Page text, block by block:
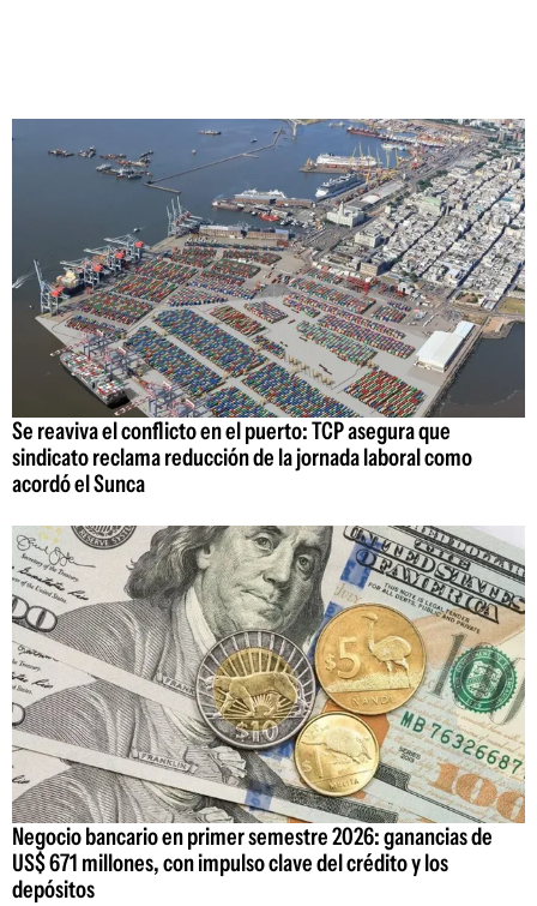
Se reaviva el conflicto en el puerto: TCP asegura que
sindicato reclama reducción de la jornada laboral como
acordó el Sunca
Negocio bancario en primer semestre 2026: ganancias de
US$ 671 millones, con impulso clave del crédito y los
depósitos